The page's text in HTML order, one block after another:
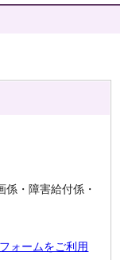
・障害給付係・
ォームをご利用